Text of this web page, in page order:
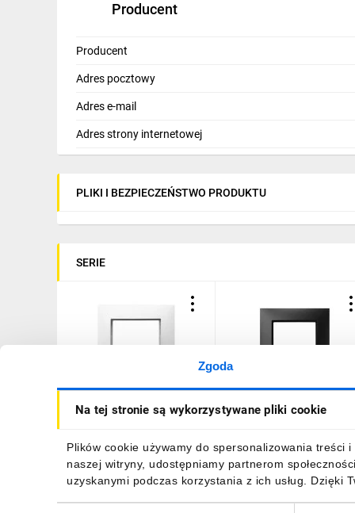
Zgoda
Na tej stronie są wykorzystywane pliki cookie
Plików cookie używamy do spersonalizowania treści
naszej witryny, udostępniamy partnerom
uzyskanymi podczas korzystania z ich usług. Dzięki
Producent
Producent
Adres pocztowy
Adres e-mail
Adres strony internetowej
PLIKI I BEZPIECZEŃSTWO PRODUKTU
SERIE
ARIA Ramka pojedyncza
biały R-1U/00
3,68 złbrutto
ARIA Ramka pojedyncza
czarny metalik R-1U/33
7,81 złbrutto